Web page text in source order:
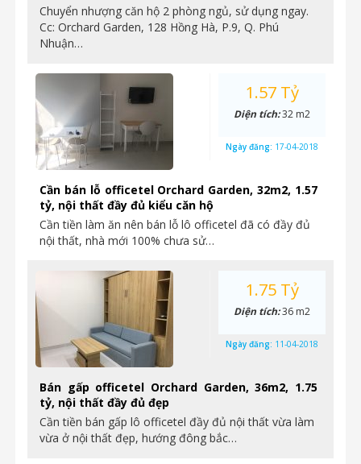
Chuyển nhượng căn hộ 2 phòng ngủ, sử dụng ngay.
Cc: Orchard Garden, 128 Hồng Hà, P.9, Q. Phú
Nhuận…
Cần bán lỗ officetel Orchard Garden, 32m2, 1.57
tỷ, nội thất đầy đủ kiểu căn hộ
Cần tiền làm ăn nên bán lỗ lô officetel đã có đầy đủ
nội thất, nhà mới 100% chưa sử…
1.57 Tỷ
Diện tích:32 m2
Ngày đăng: 17-04-2018
Bán gấp officetel Orchard Garden, 36m2, 1.75
tỷ, nội thất đầy đủ đẹp
Cần tiền bán gấp lô officetel đầy đủ nội thất vừa làm
vừa ở nội thất đẹp, hướng đông bắc…
1.75 Tỷ
Diện tích:36 m2
Ngày đăng: 11-04-2018